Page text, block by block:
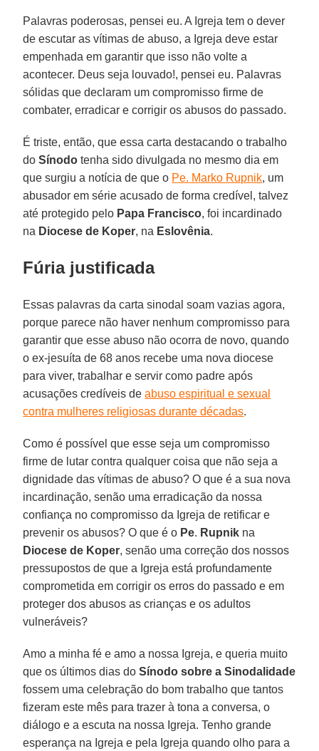
Palavras poderosas, pensei eu. A Igreja tem o dever
de escutar as vítimas de abuso, a Igreja deve estar
empenhada em garantir que isso não volte a
acontecer. Deus seja louvado!, pensei eu. Palavras
sólidas que declaram um compromisso firme de
combater, erradicar e corrigir os abusos do passado.
É triste, então, que essa carta destacando o trabalho
doSínodo tenha sido divulgada no mesmo dia em
que surgiu a notícia de que o Pe. Marko Rupnik, um
abusador em série acusado de forma credível, talvez
até protegido pelo Papa Francisco, foi incardinado
na Diocese de Koper, na Eslovênia.
Fúria justificada
Essas palavras da carta sinodal soam vazias agora,
porque parece não haver nenhum compromisso para
garantir que esse abuso não ocorra de novo, quando
o ex-jesuíta de 68 anos recebe uma nova diocese
para viver, trabalhar e servir como padre após
acusações credíveis deabuso espiritual e sexual
contra mulheres religiosas durante décadas.
Como é possível que esse seja um compromisso
firme de lutar contra qualquer coisa que não seja a
dignidade das vítimas de abuso? O que é a sua nova
incardinação, senão uma erradicação da nossa
confiança no compromisso da Igreja de retificar e
prevenir os abusos? O que é o Pe. Rupnik na
Diocese de Koper, senão uma correção dos nossos
pressupostos de que a Igreja está profundamente
comprometida em corrigir os erros do passado e em
proteger dos abusos as crianças e os adultos
vulneráveis?
Amo a minha fé e amo a nossa Igreja, e queria muito
que os últimos dias doSínodo sobre a Sinodalidade
fossem uma celebração do bom trabalho que tantos
fizeram este mês para trazer à tona a conversa, o
diálogo e a escuta na nossa Igreja. Tenho grande
esperança na Igreja e pela Igreja quando olho para a